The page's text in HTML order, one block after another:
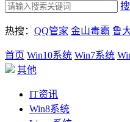
热搜： QQ管家 金山毒霸 鲁
首页 Win10系统 Win7系统
其他
IT资讯
Win8系统